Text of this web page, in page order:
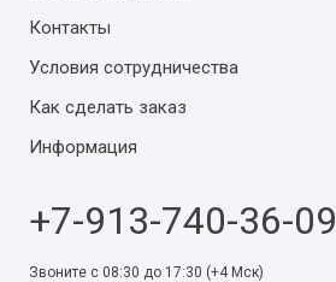
Контакты
Условия сотрудничества
Как сделать заказ
Информация
+7-913-740-36-09
Звоните с 08:30 до 17:30 (+4 Мск)